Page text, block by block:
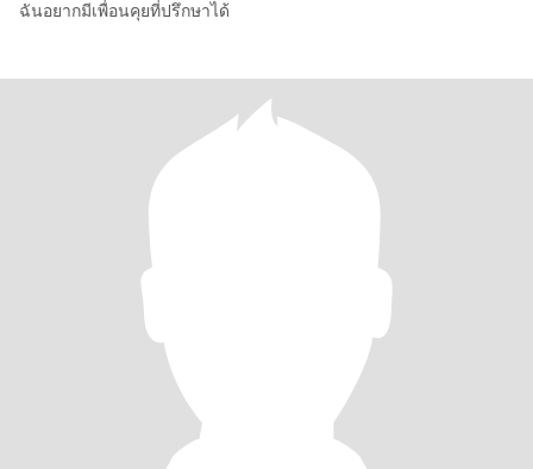
ฉันอยากมีเพื่อนคุยที่ปรึกษาได้